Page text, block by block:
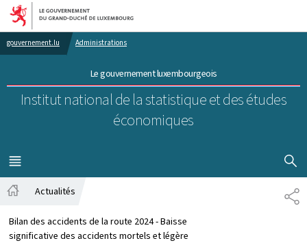
Aller au menu principal
Aller au contenu
gouvernement.lu Administrations
Le gouvernement luxembourgeois
Institut national de la statistique et des études
économiques
MENU
PRINCIPAL
Actualités
Bilan des accidents de la route 2024 - Baisse
significative des accidents mortels et légère